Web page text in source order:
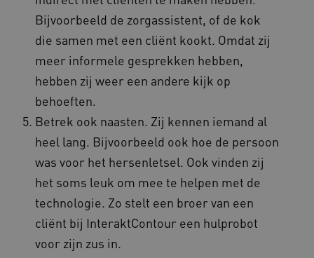
Bijvoorbeeld de zorgassistent, of de kok
die samen met een cliënt kookt. Omdat zij
meer informele gesprekken hebben,
hebben zij weer een andere kijk op
behoeften.
Betrek ook naasten. Zij kennen iemand al
heel lang. Bijvoorbeeld ook hoe de persoon
was voor het hersenletsel. Ook vinden zij
het soms leuk om mee te helpen met de
technologie. Zo stelt een broer van een
cliënt bij InteraktContour een hulprobot
voor zijn zus in.
www.kennispleingehandicaptensector.nl
AWSALBCORS
Amazon.com Inc.
vilans.blueconic.net
AWSALBCORS
Amazon.com Inc.
a594.kennispleingehandicaptensector.nl